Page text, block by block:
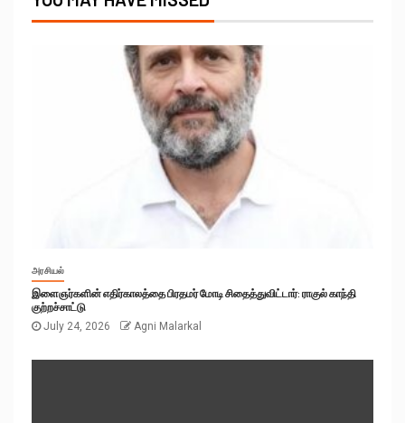
அரசியல்
இளைஞர்களின் எதிர்காலத்தை பிரதமர் மோடி சிதைத்துவிட்டார்: ராகுல் காந்தி
குற்றச்சாட்டு
July 24, 2026
Agni Malarkal